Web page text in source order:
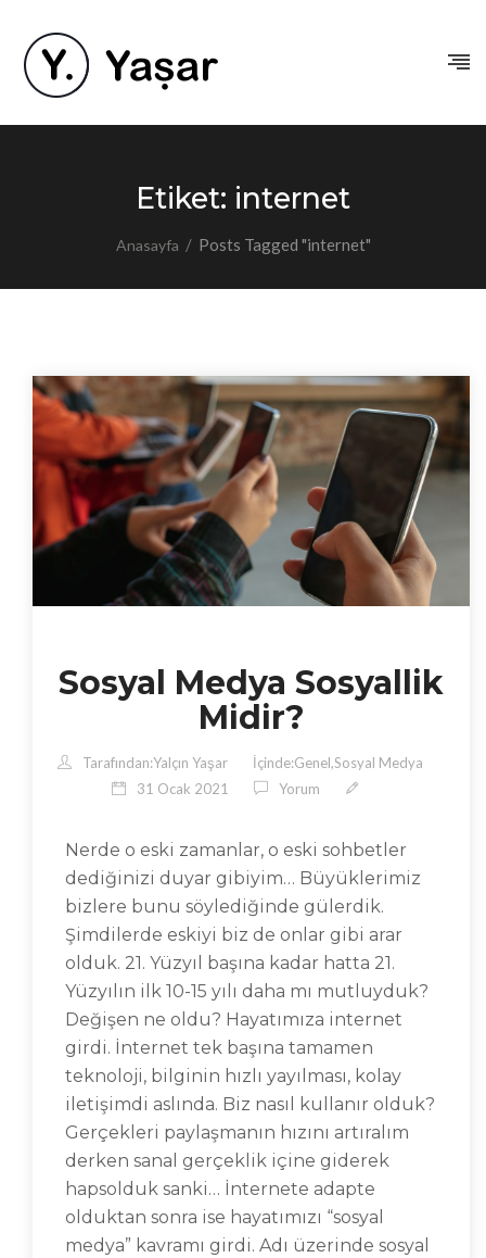
Etiket: internet
Anasayfa / Posts Tagged "internet"
Sosyal Medya Sosyallik
Midir?
Tarafından:Yalçın Yaşar İçinde:Genel,Sosyal Medya
31 Ocak 2021
Yorum
Nerde o eski zamanlar, o eski sohbetler
dediğinizi duyar gibiyim… Büyüklerimiz
bizlere bunu söylediğinde gülerdik.
Şimdilerde eskiyi biz de onlar gibi arar
olduk. 21. Yüzyıl başına kadar hatta 21.
Yüzyılın ilk 10-15 yılı daha mı mutluyduk?
Değişen ne oldu? Hayatımıza internet
girdi. İnternet tek başına tamamen
teknoloji, bilginin hızlı yayılması, kolay
iletişimdi aslında. Biz nasıl kullanır olduk?
Gerçekleri paylaşmanın hızını artıralım
derken sanal gerçeklik içine giderek
hapsolduk sanki… İnternete adapte
olduktan sonra ise hayatımızı “sosyal
medya” kavramı girdi. Adı üzerinde sosyal